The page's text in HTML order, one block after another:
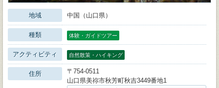
地域 中国（山口県）
種類 体験・ガイドツアー
アクティビティ 自然散策・ハイキング
住所
〒754-0511
山口県美祢市秋芳町秋吉3449番地1